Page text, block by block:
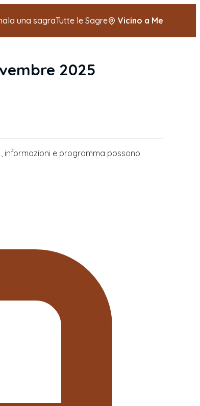
una sagraTutte le Sagre Vicino a Me
2025
informazioni e programma possono